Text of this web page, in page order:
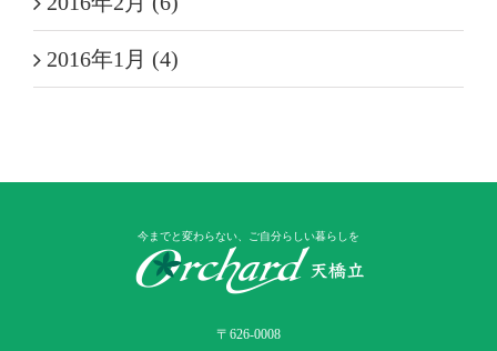
2016年1月 (4)
今までと変わらない、ご自分らしい暮らしを
〒626-0008